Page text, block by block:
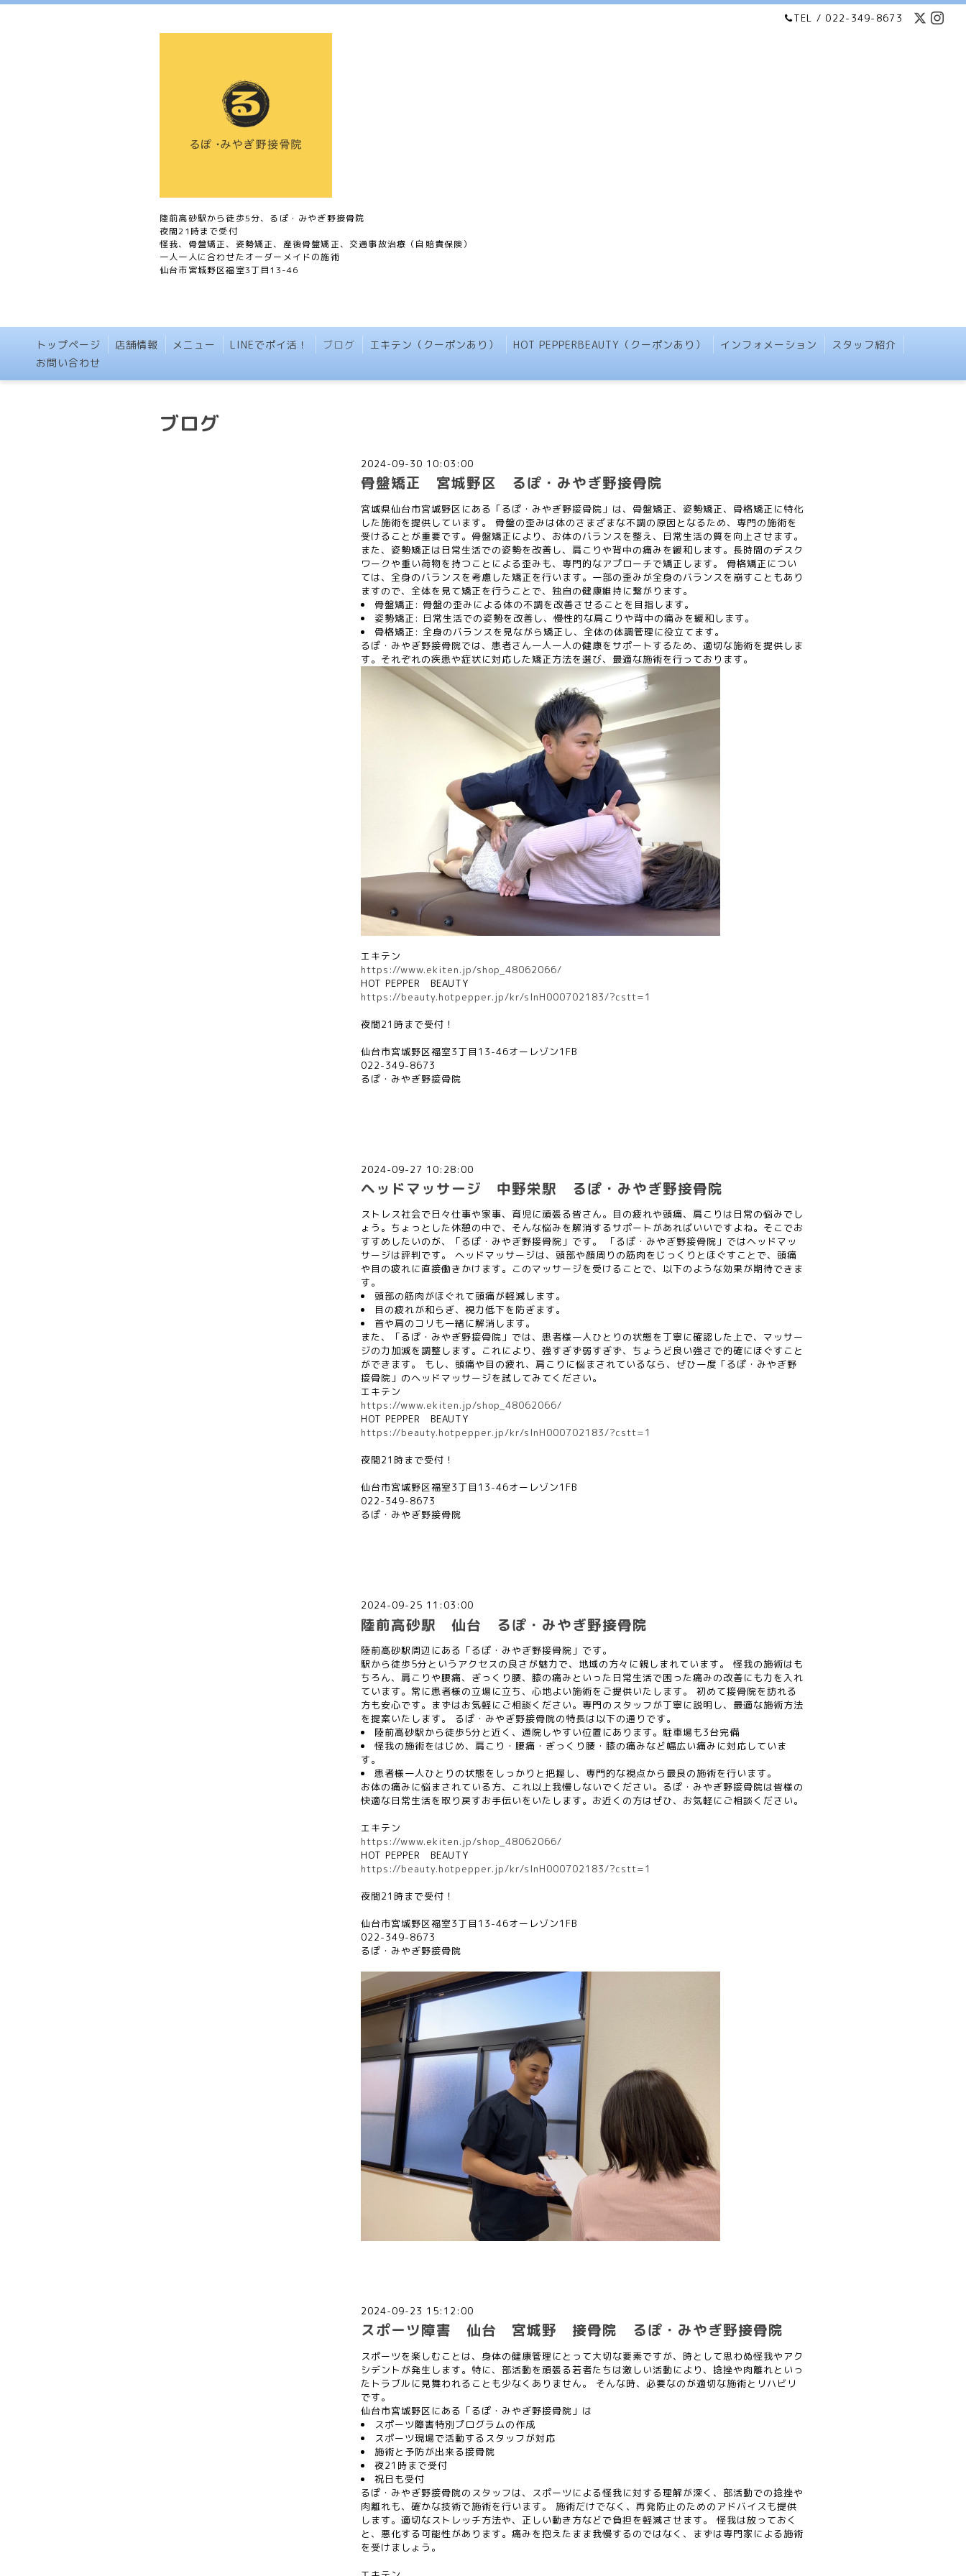
TEL / 022-349-8673
陸前高砂駅から徒歩5分、るぽ・みやぎ野接骨院
夜間21時まで受付
怪我、骨盤矯正、姿勢矯正、産後骨盤矯正、交通事故治療（自賠責保険）
一人一人に合わせたオーダーメイドの施術
仙台市宮城野区福室3丁目13-46
トップページ 店舗情報 メニュー LINEでポイ活！ ブログ エキテン（クーポンあり） HOT PEPPERBEAUTY（クーポンあり） インフォメーション
スタッフ紹介
お問い合わせ
ブログ
2024-09-30 10:03:00
骨盤矯正 宮城野区 るぽ・みやぎ野接骨院
宮城県仙台市宮城野区にある「るぽ・みやぎ野接骨院」は、骨盤矯正、姿勢矯正、骨格矯正に特化
した施術を提供しています。 骨盤の歪みは体のさまざまな不調の原因となるため、専門の施術を
受けることが重要です。骨盤矯正により、お体のバランスを整え、日常生活の質を向上させます。
また、姿勢矯正は日常生活での姿勢を改善し、肩こりや背中の痛みを緩和します。長時間のデスク
ワークや重い荷物を持つことによる歪みも、専門的なアプローチで矯正します。 骨格矯正につい
ては、全身のバランスを考慮した矯正を行います。一部の歪みが全身のバランスを崩すこともあり
ますので、全体を見て矯正を行うことで、独自の健康維持に繋がります。
骨盤矯正: 骨盤の歪みによる体の不調を改善させることを目指します。
姿勢矯正: 日常生活での姿勢を改善し、慢性的な肩こりや背中の痛みを緩和します。
骨格矯正: 全身のバランスを見ながら矯正し、全体の体調管理に役立てます。
るぽ・みやぎ野接骨院では、患者さん一人一人の健康をサポートするため、適切な施術を提供しま
す。それぞれの疾患や症状に対応した矯正方法を選び、最適な施術を行っております。
エキテン
https://www.ekiten.jp/shop_48062066/
HOT PEPPER
BEAUTY
https://beauty.hotpepper.jp/kr/slnH000702183/?cstt=1
夜間21 時まで受付！
仙台市宮城野区福室3丁目 13-46オーレゾン1FB
022-349-8673
るぽ・みやぎ野接骨院
2024-09-27 10:28:00
ヘッドマッサージ 中野栄駅 るぽ・みやぎ野接骨院
ストレス社会で日々仕事や家事、育児に頑張る皆さん。目の疲れや頭痛、肩こりは日常の悩みでし
ょう。ちょっとした休憩の中で、そんな悩みを解消するサポートがあればいいですよね。そこでお
すすめしたいのが、「るぽ・みやぎ野接骨院」です。 「るぽ・みやぎ野接骨院」ではヘッドマッ
サージは評判です。 ヘッドマッサージは、頭部や顔周りの筋肉をじっくりとほぐすことで、頭痛
や目の疲れに直接働きかけます。このマッサージを受けることで、以下のような効果が期待できま
す。
頭部の筋肉がほぐれて頭痛が軽減します。
目の疲れが和らぎ、視力低下を防ぎます。
首や肩のコリも一緒に解消します。
また、「るぽ・みやぎ野接骨院」では、患者様一人ひとりの状態を丁寧に確認した上で、マッサー
ジの力加減を調整します。これにより、強すぎず弱すぎず、ちょうど良い強さで的確にほぐすこと
ができます。 もし、頭痛や目の疲れ、肩こりに悩まされているなら、ぜひ一度「るぽ・みやぎ野
接骨院」のヘッドマッサージを試してみてください。
エキテン
https://www.ekiten.jp/shop_48062066/
HOT PEPPER
BEAUTY
https://beauty.hotpepper.jp/kr/slnH000702183/?cstt=1
夜間21 時まで受付！
仙台市宮城野区福室3丁目 13-46オーレゾン1FB
022-349-8673
るぽ・みやぎ野接骨院
2024-09-25 11:03:00
陸前高砂駅 仙台 るぽ・みやぎ野接骨院
陸前高砂駅周辺にある「るぽ・みやぎ野接骨院」です。
駅から徒歩5分というアクセスの良さが魅力で、地域の方々に親しまれています。 怪我の施術はも
ちろん、肩こりや腰痛、ぎっくり腰、膝の痛みといった日常生活で困った痛みの改善にも力を入れ
ています。常に患者様の立場に立ち、心地よい施術をご提供いたします。 初めて接骨院を訪れる
方も安心です。まずはお気軽にご相談ください。専門のスタッフが丁寧に説明し、最適な施術方法
を提案いたします。 るぽ・みやぎ野接骨院の特長は以下の通りです。
陸前高砂駅から徒歩5分と近く、通院しやすい位置にあります。駐車場も3台完備
怪我の施術をはじめ、肩こり・腰痛・ぎっくり腰・膝の痛みなど幅広い痛みに対応していま
す。
患者様一人ひとりの状態をしっかりと把握し、専門的な視点から最良の施術を行います。
お体の痛みに悩まされている方、これ以上我慢しないでください。るぽ・みやぎ野接骨院は皆様の
快適な日常生活を取り戻すお手伝いをいたします。お近くの方はぜひ、お気軽にご相談ください。
エキテン
https://www.ekiten.jp/shop_48062066/
HOT PEPPER
BEAUTY
https://beauty.hotpepper.jp/kr/slnH000702183/?cstt=1
夜間21 時まで受付！
仙台市宮城野区福室3丁目 13-46オーレゾン1FB
022-349-8673
るぽ・みやぎ野接骨院
2024-09-23 15:12:00
スポーツ障害 仙台 宮城野 接骨院 るぽ・みやぎ野接骨院
スポーツを楽しむことは、身体の健康管理にとって大切な要素ですが、時として思わぬ怪我やアク
シデントが発生します。特に、部活動を頑張る若者たちは激しい活動により、捻挫や肉離れといっ
たトラブルに見舞われることも少なくありません。 そんな時、必要なのが適切な施術とリハビリ
です。
仙台市宮城野区にある「るぽ・みやぎ野接骨院」は
スポーツ障害特別プログラムの作成
スポーツ現場で活動するスタッフが対応
施術と予防が出来る接骨院
夜21時まで受付
祝日も受付
るぽ・みやぎ野接骨院のスタッフは、スポーツによる怪我に対する理解が深く、部活動での捻挫や
肉離れも、確かな技術で施術を行います。 施術だけでなく、再発防止のためのアドバイスも提供
します。適切なストレッチ方法や、正しい動き方などで負担を軽減させます。 怪我は放っておく
と、悪化する可能性があります。痛みを抱えたまま我慢するのではなく、まずは専門家による施術
を受けましょう。